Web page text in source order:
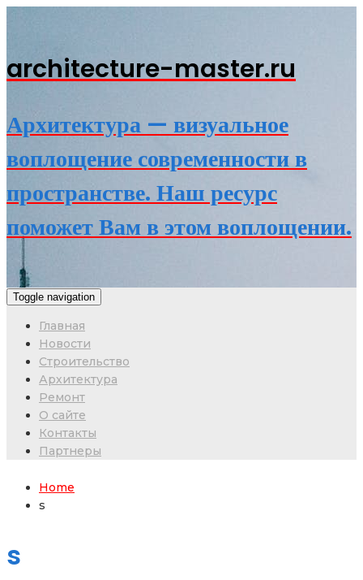
architecture-master.ru
Архитектура — визуальное
воплощение современности в
пространстве. Наш ресурс
поможет Вам в этом воплощении.
Toggle navigation
Главная
Новости
Строительство
Архитектура
Ремонт
О сайте
Контакты
Партнеры
Home
s
s